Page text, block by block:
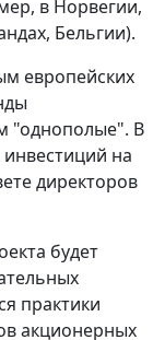
в Норвегии,
Бельгии).
европейских
"однополые". В
инвестиций на
директоров
будет
практики
акционерных